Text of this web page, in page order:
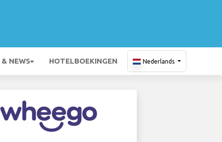
NEWS HOTELBOEKINGEN Nederlands